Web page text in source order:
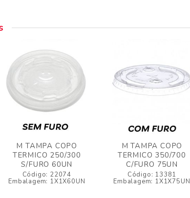
M TAMPA COPO
TERMICO 250/300
S/FURO 60UN
Código: 22074
Embalagem: 1X1X60UN
M TAMPA COPO
TERMICO 350/700
C/FURO 75UN
Código: 13381
Embalagem: 1X1X75UN